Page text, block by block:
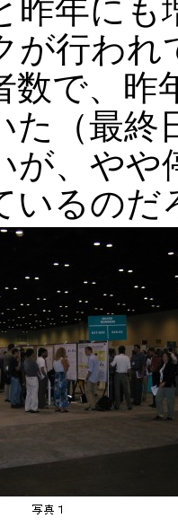
昨年にも
が行わ
数で、昨
た（最終
が、やや
いるのだ